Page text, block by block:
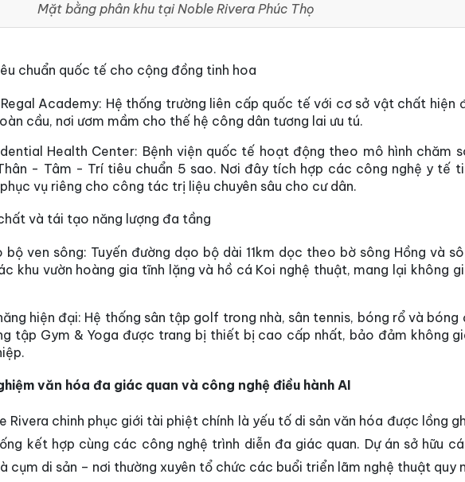
Mặt bằng phân khu tại Noble Rivera Phúc Thọ
chuẩn quốc tế cho cộng đồng tinh hoa
Academy: Hệ thống trường liên cấp quốc tế với cơ sở vật chất hiện
cầu, nơi ươm mầm cho thế hệ công dân tương lai ưu tú.
Health Center: Bệnh viện quốc tế hoạt động theo mô hình chăm
- Tâm - Trí tiêu chuẩn 5 sao. Nơi đây tích hợp các công nghệ y tế
vụ riêng cho công tác trị liệu chuyên sâu cho cư dân.
và tái tạo năng lượng đa tầng
bộ ven sông: Tuyến đường dạo bộ dài 11km dọc theo bờ sông Hồng và
khu vườn hoàng gia tĩnh lặng và hồ cá Koi nghệ thuật, mang lại không
hiện đại: Hệ thống sân tập golf trong nhà, sân tennis, bóng rổ và bóng
tập Gym & Yoga được trang bị thiết bị cao cấp nhất, bảo đảm không
văn hóa đa giác quan và công nghệ điều hành AI
chinh phục giới tài phiệt chính là yếu tố di sản văn hóa được lồng
kết hợp cùng các công nghệ trình diễn đa giác quan. Dự án sở hữu
cụm di sản – nơi thường xuyên tổ chức các buổi triển lãm nghệ thuật quy